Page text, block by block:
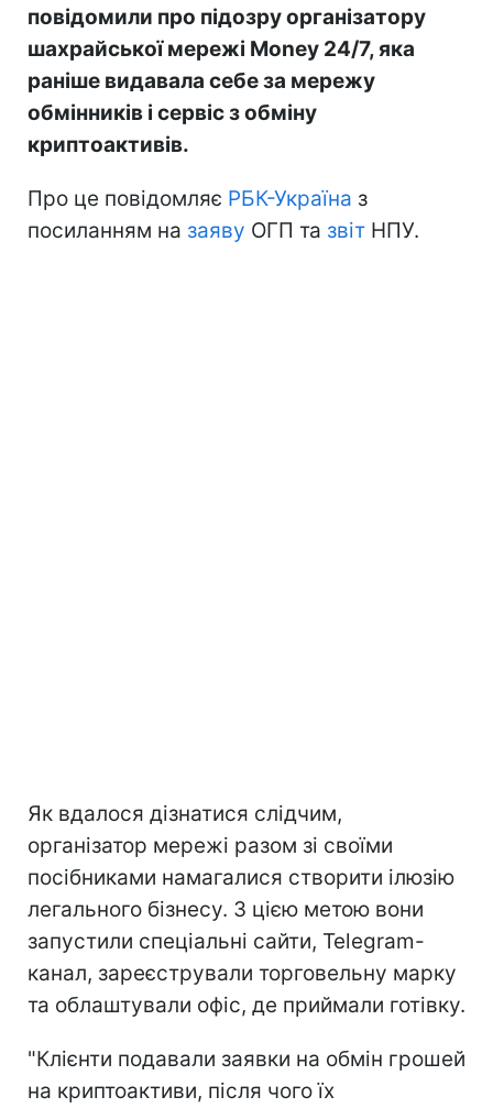
повідомили про підозру організатору
шахрайської мережі Money 24/7, яка
раніше видавала себе за мережу
обмінників і сервіс з обміну
криптоактивів.
Про це повідомляє РБК-Україна з
посиланням на заяву ОГП та звіт НПУ.
Як вдалося дізнатися слідчим,
організатор мережі разом зі своїми
посібниками намагалися створити ілюзію
легального бізнесу. З цією метою вони
запустили спеціальні сайти, Telegram-
канал, зареєстрували торговельну марку
та облаштували офіс, де приймали готівку.
"Клієнти подавали заявки на обмін грошей
на криптоактиви, після чого їх